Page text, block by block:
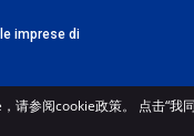
imprese di
参阅cookie政策。 点击“我